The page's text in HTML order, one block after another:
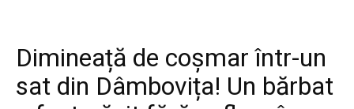
Dimineață de coșmar într-un
sat din Dâmbovița! Un bărbat